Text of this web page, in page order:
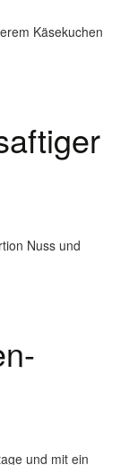
Käsekuchen
Nuss und
und mit ein